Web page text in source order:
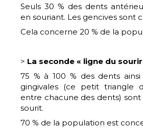
Seuls 30 % des dents
en souriant. Les gencives sont
Cela concerne 20 % de la
> La seconde « ligne du
75 % à 100 % des dents
gingivales (ce petit triangle
entre chacune des dents) sont
sourit.
70 % de la population est